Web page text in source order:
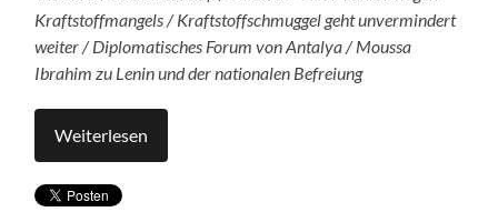
Kraftstoffmangels / Kraftstoffschmuggel geht unvermindert
weiter / Diplomatisches Forum von Antalya / Moussa
Ibrahim zu Lenin und der nationalen Befreiung
Weiterlesen